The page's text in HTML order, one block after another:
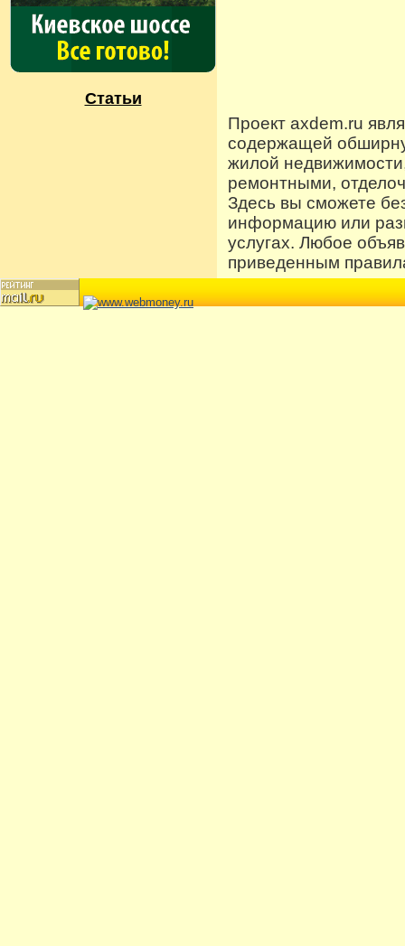
Статьи
Проект axdem.ru
содержащей
жилой
ремонтными,
Здесь вы сможете
информацию или
услугах. Любое
приведенным